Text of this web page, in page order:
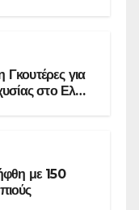
για
στο Ελ
με 150